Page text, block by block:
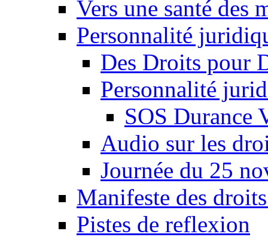
Vers une santé des
Personnalité
Des Droits pour
Personnalité
SOS Durance
Audio sur les
Journée du 25
Manifeste des
Pistes de reflexion